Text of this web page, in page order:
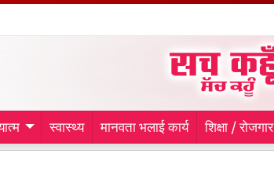
स्वास्थ्य मानवता भलाई कार्य शिक्षा / रोजगार